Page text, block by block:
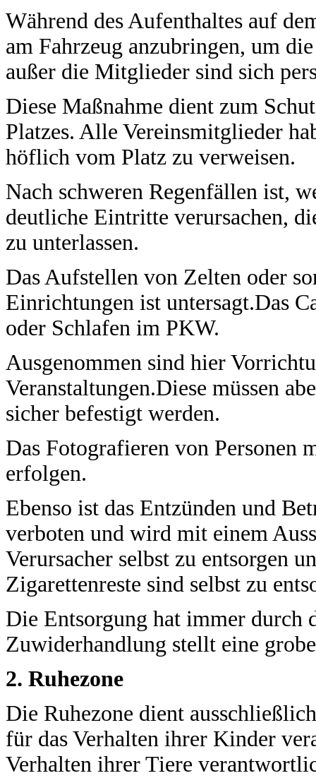
Während des Aufenthaltes auf
am Fahrzeug anzubringen, um
außer die Mitglieder sind sich
Diese Maßnahme dient zum
Platzes. Alle Vereinsmitglieder
höflich vom Platz zu verweisen.
Nach schweren Regenfällen ist,
deutliche Eintritte verursachen,
zu unterlassen.
Das Aufstellen von Zelten oder
Einrichtungen ist untersagt.Das
oder Schlafen im PKW.
Ausgenommen sind hier
Veranstaltungen.Diese müssen
sicher befestigt werden.
Das Fotografieren von
erfolgen.
Ebenso ist das Entzünden und
verboten und wird mit einem
Verursacher selbst zu entsorgen
Zigarettenreste sind selbst zu
Die Entsorgung hat immer durch
Zuwiderhandlung stellt eine
2. Ruhezone
Die Ruhezone dient
für das Verhalten ihrer Kinder
Verhalten ihrer Tiere